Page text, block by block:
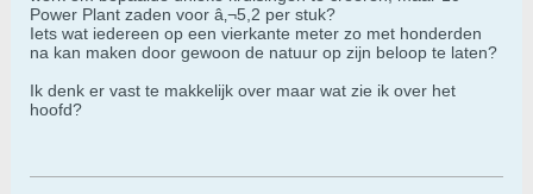
Power Plant zaden voor â‚¬5,2 per stuk?
Iets wat iedereen op een vierkante meter zo met honderden
na kan maken door gewoon de natuur op zijn beloop te laten?
Ik denk er vast te makkelijk over maar wat zie ik over het
hoofd?